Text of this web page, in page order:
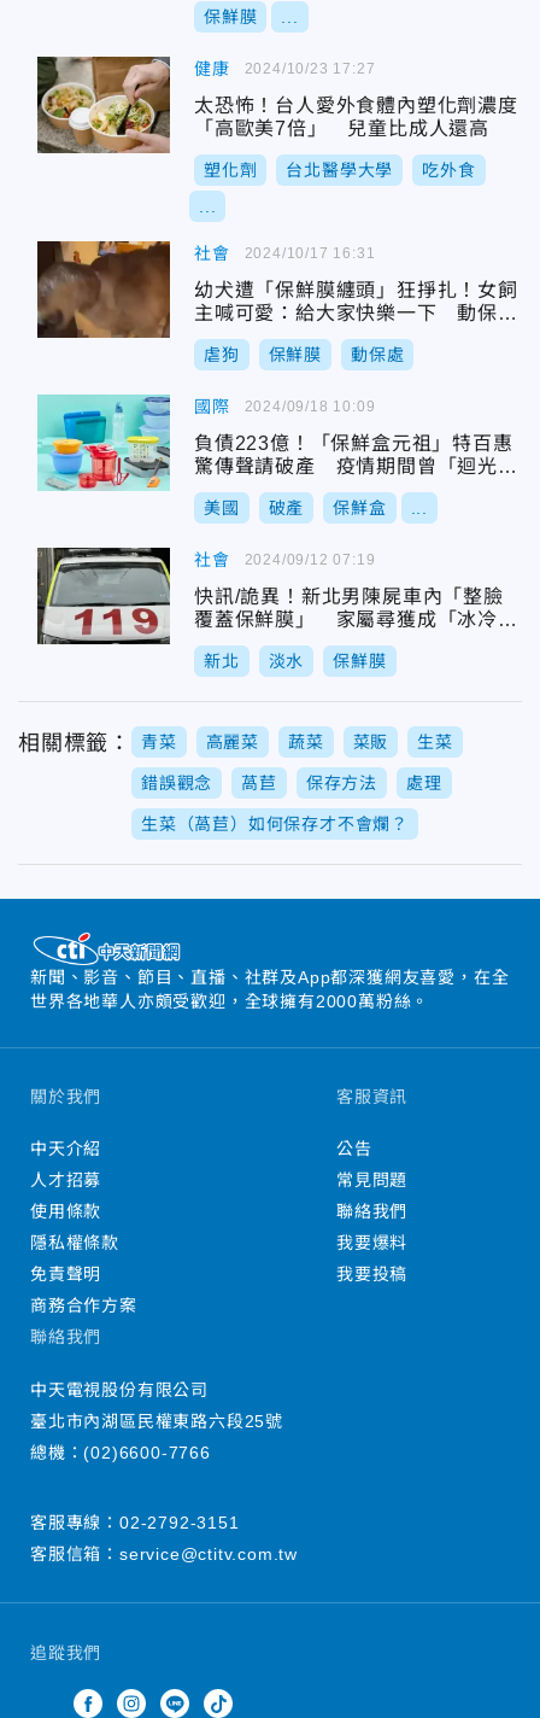
保鮮膜
健康
太恐怖！台人愛外食體內塑化劑濃度
「高歐美7倍」 兒童比成人還高
塑化劑 台北醫學大學 吃外食
2024/10/23 17:27
社會
幼犬遭「保鮮膜纏頭」狂掙扎！女飼
主喊可愛：給大家快樂一下 動保處
發聲了
虐狗 保鮮膜 動保處
2024/10/17 16:31
國際
負債223億！「保鮮盒元祖」特百惠
驚傳聲請破產 疫情期間曾「迴光返
照」
美國 破產 保鮮盒
2024/09/18 10:09
社會
快訊/詭異！新北男陳屍車內「整臉
覆蓋保鮮膜」 家屬尋獲成「冰冷屍
體」
新北 淡水 保鮮膜
2024/09/12 07:19
相關標籤： 青菜 高麗菜 蔬菜 菜販 生菜
錯誤觀念 萵苣 保存方法 處理
生菜（萵苣）如何保存才不會爛？
新聞、影音、節目、直播、社群及App都深獲網友喜愛，在全
世界各地華人亦頗受歡迎，全球擁有2000萬粉絲。
追蹤我們
關於我們
中天介紹
人才招募
使用條款
隱私權條款
免責聲明
商務合作方案
客服資訊
公告
常見問題
聯絡我們
我要爆料
我要投稿
聯絡我們
中天電視股份有限公司
臺北市內湖區民權東路六段25號
總機：(02)6600-7766
客服專線： 02-2792-3151
客服信箱： service@ctitv.com.tw